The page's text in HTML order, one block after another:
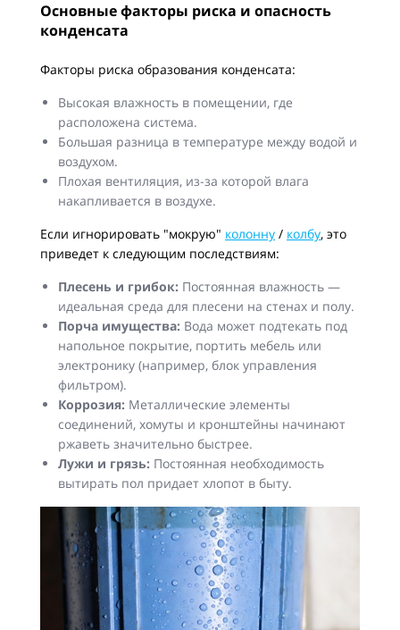
Основные факторы риска и опасность
конденсата
Факторы риска образования конденсата:
Высокая влажность в помещении, где
расположена система.
Большая разница в температуре между водой и
воздухом.
Плохая вентиляция, из-за которой влага
накапливается в воздухе.
Если игнорировать "мокрую" колонну / колбу, это
приведет к следующим последствиям:
Плесень и грибок: Постоянная влажность —
идеальная среда для плесени на стенах и полу.
Порча имущества: Вода может подтекать под
напольное покрытие, портить мебель или
электронику (например, блок управления
фильтром).
Коррозия: Металлические элементы
соединений, хомуты и кронштейны начинают
ржаветь значительно быстрее.
Лужи и грязь: Постоянная необходимость
вытирать пол придает хлопот в быту.